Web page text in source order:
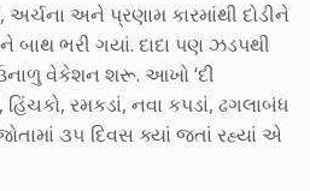
અર્ચના અને પ્રણામ કારમાંથી દોડીને
બાથ ભરી ગયાં. દાદા પણ ઝડપથી
વેકેશન શરૂ. આખો ‘દી
હિંચકો, રમકડાં, નવા કપડાં, ઢગલાબંધ
૩૫ દિવસ ક્યાં જતાં રહ્યાં એ